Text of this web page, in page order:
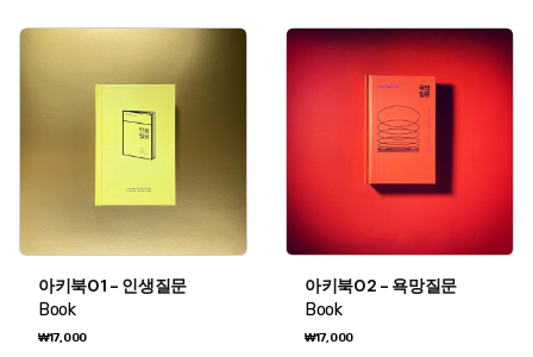
아키북01 - 인생질문
Book
₩17,000
아키북02 - 욕망질문
Book
₩17,000